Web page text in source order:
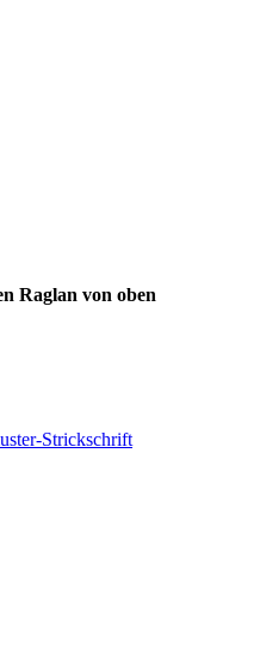
Raglan von oben
Strickschrift